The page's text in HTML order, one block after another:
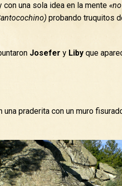
una sola idea en la mente«no
probando truquitos
Josefer y Libyque
una praderita con un muro